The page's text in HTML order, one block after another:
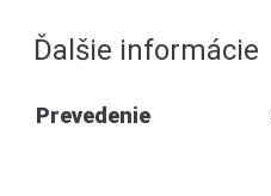
Ďalšie informácie
Prevedenie